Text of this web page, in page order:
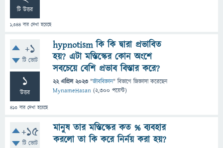
টি উত্তর
1,344 বার দেখা হয়েছে
+1
টি ভোট
1
উত্তর
413 বার দেখা হয়েছে
hypnotism কি কি দ্বারা প্রভাবিত
হয়? এটা মস্তিস্কের কোন অংশে
সবচেয়ে বেশি প্রভাব বিস্তার করে?
22 এপ্রিল 2023 "জীববিজ্ঞান" বিভাগে জিজ্ঞাসাকরেছেন
MynameHasan (2,300 পয়েন্ট)
+15
টি ভোট
মানুষ তার মস্তিস্কের কত % ব্যবহার
করলো তা কি করে নির্নয় করা হয়?